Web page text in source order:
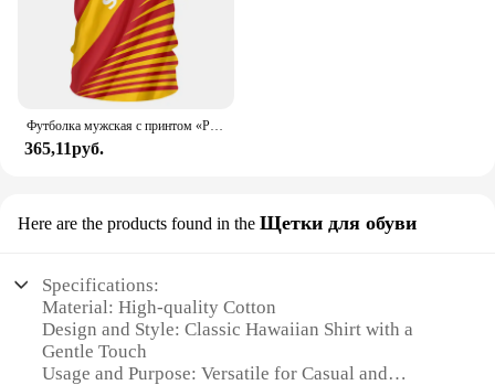
365,11руб.
Here are the products found in the Щетки для обуви
Specifications:
Material: High-quality Cotton
Design and Style: Classic Hawaiian Shirt with a
Gentle Touch
Usage and Purpose: Versatile for Casual and